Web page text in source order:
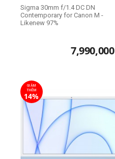
Sigma 30mm f/1.4 DC DN
Contemporary for Canon M -
Likenew 97%
7,990,000
GIẢM
THÊM
14%